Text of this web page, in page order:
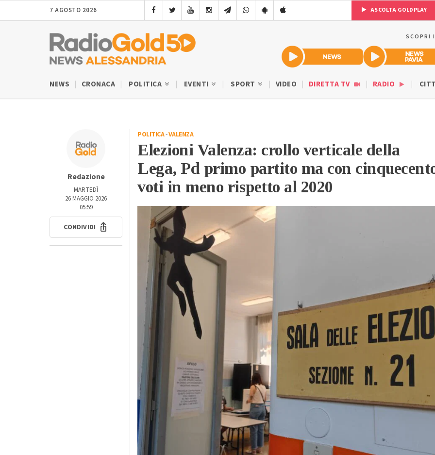
7 AGOSTO 2026 ASCOLTA GOLDPLAY
SCOPRI
NEWS CRONACA POLITICA EVENTI SPORT VIDEO DIRETTA TV RADIO
Redazione
MARTEDÌ
26 MAGGIO 2026
05:59
CONDIVIDI
POLITICA-VALENZA
Elezioni Valenza: crollo verticale della
Lega, Pd primo partito ma con
voti in meno rispetto al 2020